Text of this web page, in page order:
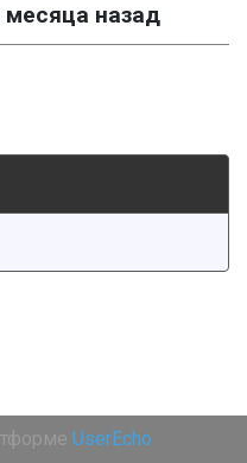
месяца назад
UserEcho